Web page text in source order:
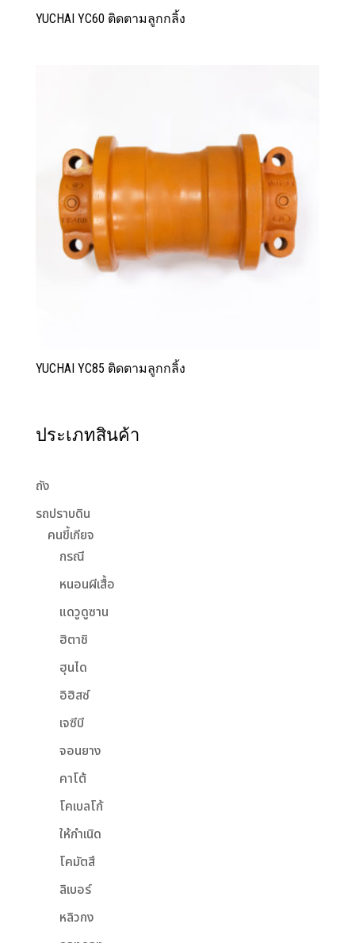
YUCHAI YC60 ติดตามลูกกลิ้ง
YUCHAI YC85 ติดตามลูกกลิ้ง
ประเภทสินค้า
ถัง
รถปราบดิน
คนขี้เกียจ
กรณี
หนอนผีเสื้อ
แดวูดูซาน
ฮิตาชิ
ฮุนได
อิฮิสซ์
เจซีบี
จอนยาง
คาโต้
โคเบลโก้
ให้กำเนิด
โคมัตสึ
ลิเบอร์
หลิวกง